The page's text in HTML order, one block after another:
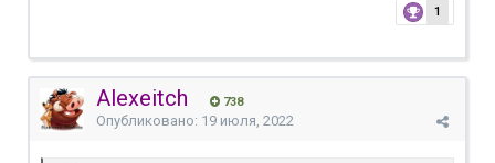
1
Alexeitch 738
Опубликовано: 19 июля, 2022